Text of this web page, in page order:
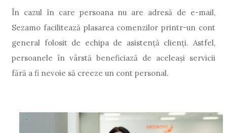
În cazul în care persoana nu are adresă de e-mail,
Sezamo facilitează plasarea comenzilor printr-un cont
general folosit de echipa de asistență clienți. Astfel,
persoanele în vârstă beneficiază de aceleași servicii
fără a fi nevoie să creeze un cont personal.